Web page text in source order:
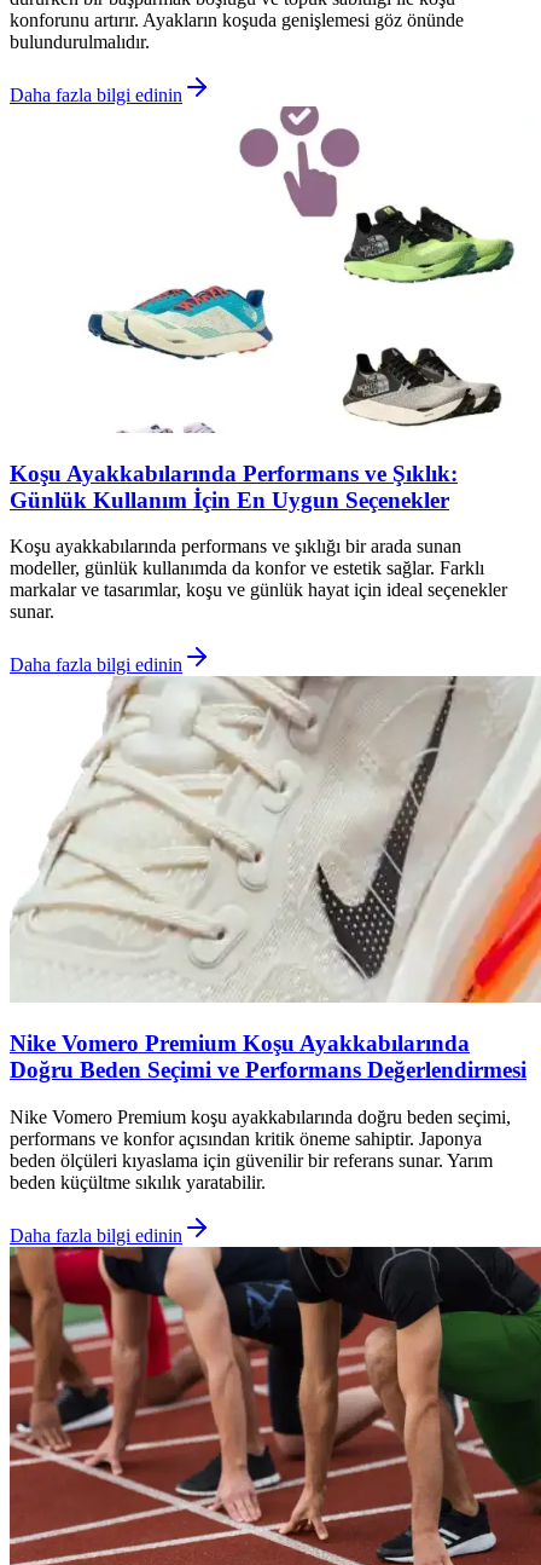
konforunu artırır. Ayakların koşuda genişlemesi göz önünde
bulundurulmalıdır.
Daha fazla bilgi edinin
Koşu Ayakkabılarında Performans ve Şıklık:
Günlük Kullanım İçin En Uygun Seçenekler
Koşu ayakkabılarında performans ve şıklığı bir arada sunan
modeller, günlük kullanımda da konfor ve estetik sağlar. Farklı
markalar ve tasarımlar, koşu ve günlük hayat için ideal seçenekler
sunar.
Daha fazla bilgi edinin
Nike Vomero Premium Koşu Ayakkabılarında
Doğru Beden Seçimi ve Performans Değerlendirmesi
Nike Vomero Premium koşu ayakkabılarında doğru beden seçimi,
performans ve konfor açısından kritik öneme sahiptir. Japonya
beden ölçüleri kıyaslama için güvenilir bir referans sunar. Yarım
beden küçültme sıkılık yaratabilir.
Daha fazla bilgi edinin